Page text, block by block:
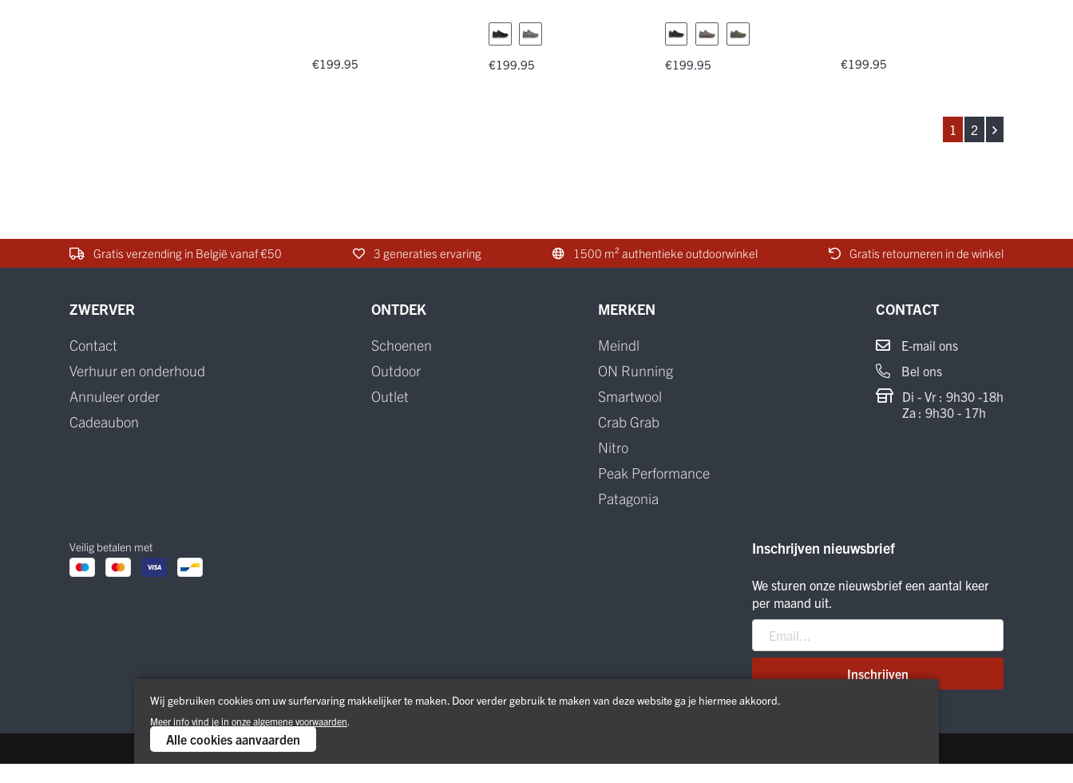
€199.95 €199.95 €199.95 €199.95
1 2
Gratis verzending in België vanaf €50 3 generaties ervaring 1500 m² authentieke outdoorwinkel Gratis retourneren in de winkel
ZWERVER
Contact
Verhuur en onderhoud
Annuleer order
Cadeaubon
ONTDEK
Schoenen
Outdoor
Outlet
MERKEN
Meindl
ON Running
Smartwool
Crab Grab
Nitro
Peak Performance
Patagonia
CONTACT
E-mail ons
Bel ons
Di - Vr : 9h30 -18h
Za : 9h30 - 17h
Veilig betalen met Inschrijven nieuwsbrief
We sturen onze nieuwsbrief een aantal keer
per maand uit.
Inschrijven
Wij gebruiken cookies om uw surfervaring makkelijker te maken. Door verder gebruik te maken van deze website ga je hiermee akkoord.
Meer info vind je in onze algemene voorwaarden.
Alle cookies aanvaarden